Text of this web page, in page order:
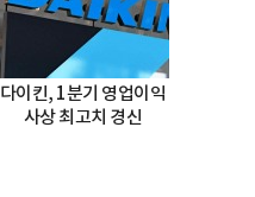
다이킨, 1분기 영업이익
사상 최고치 경신